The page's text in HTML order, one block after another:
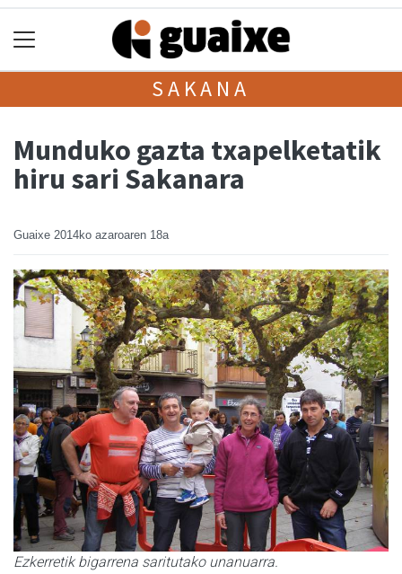
SAKANA
Munduko gazta txapelketatik
hiru sari Sakanara
Guaixe 2014ko azaroaren 18a
Ezkerretik bigarrena saritutako unanuarra.